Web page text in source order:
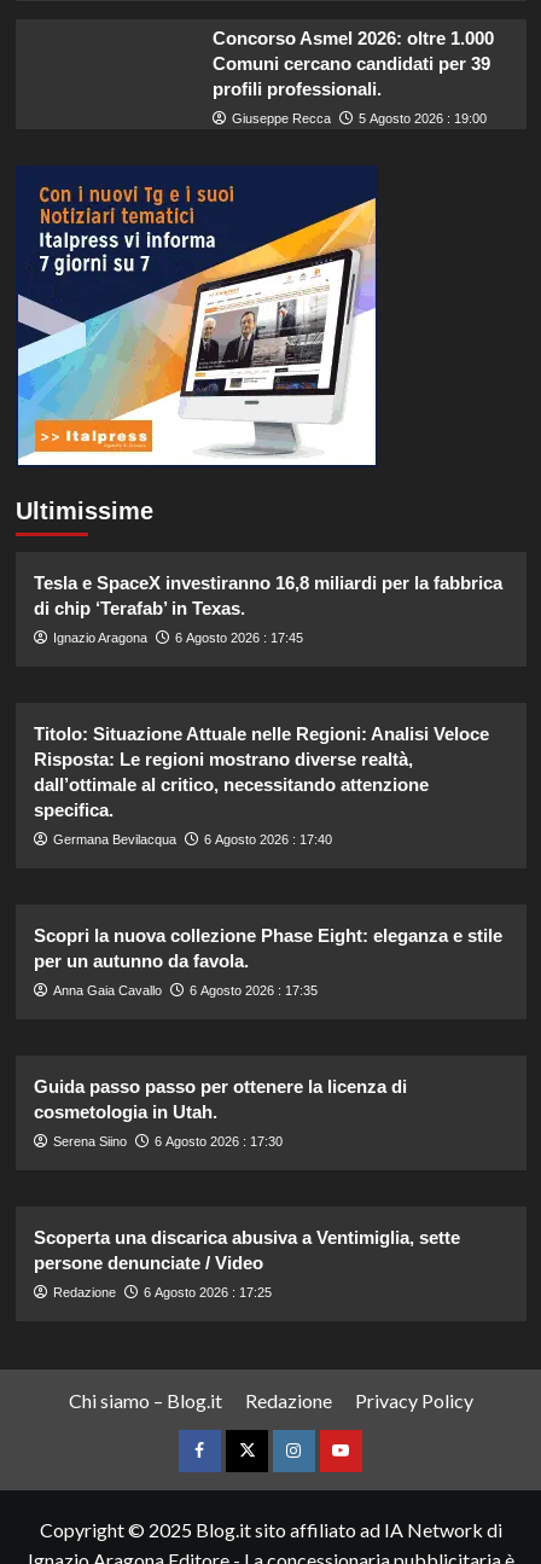
Concorso Asmel 2026: oltre 1.000
Comuni cercano candidati per 39
profili professionali.
Giuseppe Recca 5 Agosto 2026 : 19:00
Ultimissime
Tesla e SpaceX investiranno 16,8 miliardi per la fabbrica
di chip ‘Terafab’ in Texas.
Ignazio Aragona 6 Agosto 2026 : 17:45
Titolo: Situazione Attuale nelle Regioni: Analisi Veloce
Risposta: Le regioni mostrano diverse realtà,
dall’ottimale al critico, necessitando attenzione
specifica.
Germana Bevilacqua 6 Agosto 2026 : 17:40
Scopri la nuova collezione Phase Eight: eleganza e stile
per un autunno da favola.
Anna Gaia Cavallo 6 Agosto 2026 : 17:35
Guida passo passo per ottenere la licenza di
cosmetologia in Utah.
Serena Siino 6 Agosto 2026 : 17:30
Scoperta una discarica abusiva a Ventimiglia, sette
persone denunciate / Video
Redazione 6 Agosto 2026 : 17:25
Chi siamo – Blog.it Redazione Privacy Policy
FacebookTwitterInstagramYouTube
Copyright © 2025 Blog.it sito affiliato ad IA Network di
Ignazio Aragona Editore - La concessionaria pubblicitaria è